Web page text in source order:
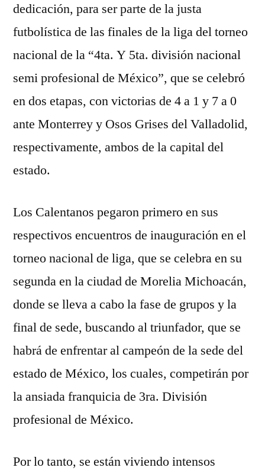
dedicación, para ser parte de la justa
futbolística de las finales de la liga del torneo
nacional de la “4ta. Y 5ta. división nacional
semi profesional de México”, que se celebró
en dos etapas, con victorias de 4 a 1 y 7 a 0
ante Monterrey y Osos Grises del Valladolid,
respectivamente, ambos de la capital del
estado.
Los Calentanos pegaron primero en sus
respectivos encuentros de inauguración en el
torneo nacional de liga, que se celebra en su
segunda en la ciudad de Morelia Michoacán,
donde se lleva a cabo la fase de grupos y la
final de sede, buscando al triunfador, que se
habrá de enfrentar al campeón de la sede del
estado de México, los cuales, competirán por
la ansiada franquicia de 3ra. División
profesional de México.
Por lo tanto, se están viviendo intensos